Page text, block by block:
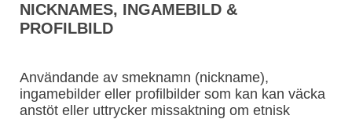
NICKNAMES, INGAMEBILD &
PROFILBILD
Användande av smeknamn (nickname),
ingamebilder eller profilbilder som kan kan väcka
anstöt eller uttrycker missaktning om etnisk